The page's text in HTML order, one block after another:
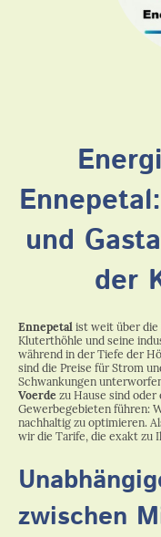
und
der
Ennepetal ist weit über die
Kluterthöhle und seine
während in der Tiefe der
sind die Preise für Strom
Schwankungen
Voerde zu Hause sind
Gewerbegebieten führen:
nachhaltig zu optimieren.
wir die Tarife, die exakt zu
zwischen